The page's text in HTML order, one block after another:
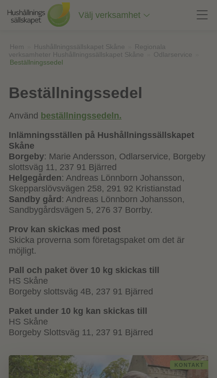
innehåll
Välj verksamhet
Hem Hushållningssällskapet Skåne
Regionala
verksamheter Hushållningssällskapet Skåne
Odlarservice
Beställningssedel
Beställningssedel
Använd beställningssedeln.
Inlämningsställen på Hushållningssällskapet
Skåne
Borgeby: Marie Andersson, Odlarservice, Borgeby
slottsväg 11, 237 91 Bjärred
Helgegården: Andreas Lönnborn Johansson,
Skepparslövsvägen 258, 291 92 Kristianstad
Sandby gård : Andreas Lönnborn Johansson,
Sandbygårdsvägen 5, 276 37 Borrby.
Prov kan skickas med post
Skicka proverna som företagspaket om det är
möjligt.
Pall och paket över 10 kg skickas till
HS Skåne
Borgeby slottsväg 4B, 237 91 Bjärred
Paket under 10 kg kan skickas till
HS Skåne
Borgeby Slottsväg 11, 237 91 Bjärred
KONTAKT